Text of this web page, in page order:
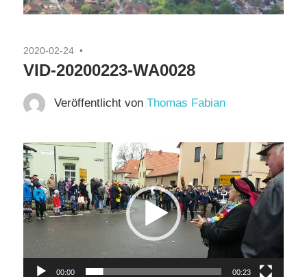
2020-02-24
VID-20200223-WA0028
Veröffentlicht von Thomas Fabian
Video-
Player
00:00 00:23